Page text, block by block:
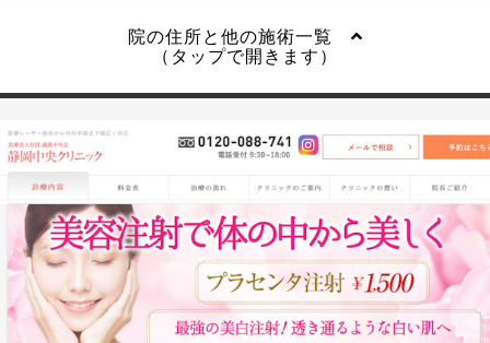
院の住所と他の施術一覧
（タップで開きます）